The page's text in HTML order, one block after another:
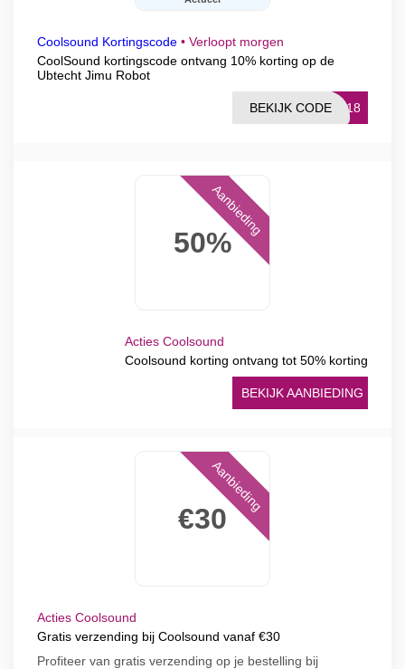
Coolsound Kortingscode • Verloopt morgen
CoolSound kortingscode ontvang 10% korting op de
Ubtecht Jimu Robot
2018
BEKIJK CODE
50%
Aanbieding
Acties Coolsound
Coolsound korting ontvang tot 50% korting
BEKIJK AANBIEDING
€30
Aanbieding
Acties Coolsound
Gratis verzending bij Coolsound vanaf €30
Profiteer van gratis verzending op je bestelling bij